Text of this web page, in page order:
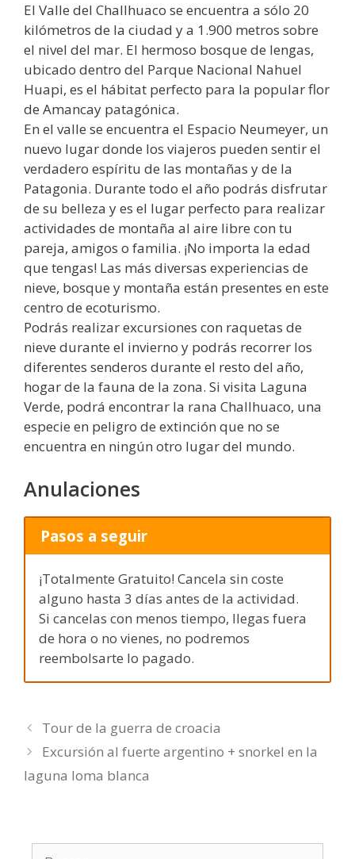
El Valle del Challhuaco se encuentra a sólo 20
kilómetros de la ciudad y a 1.900 metros sobre
el nivel del mar. El hermoso bosque de lengas,
ubicado dentro del Parque Nacional Nahuel
Huapi, es el hábitat perfecto para la popular flor
de Amancay patagónica.
En el valle se encuentra el Espacio Neumeyer, un
nuevo lugar donde los viajeros pueden sentir el
verdadero espíritu de las montañas y de la
Patagonia. Durante todo el año podrás disfrutar
de su belleza y es el lugar perfecto para realizar
actividades de montaña al aire libre con tu
pareja, amigos o familia. ¡No importa la edad
que tengas! Las más diversas experiencias de
nieve, bosque y montaña están presentes en este
centro de ecoturismo.
Podrás realizar excursiones con raquetas de
nieve durante el invierno y podrás recorrer los
diferentes senderos durante el resto del año,
hogar de la fauna de la zona. Si visita Laguna
Verde, podrá encontrar la rana Challhuaco, una
especie en peligro de extinción que no se
encuentra en ningún otro lugar del mundo.
Anulaciones
Pasos a seguir
¡Totalmente Gratuito! Cancela sin coste
alguno hasta 3 días antes de la actividad.
Si cancelas con menos tiempo, llegas fuera
de hora o no vienes, no podremos
reembolsarte lo pagado.
Tour de la guerra de croacia
Excursión al fuerte argentino + snorkel en la
laguna loma blanca